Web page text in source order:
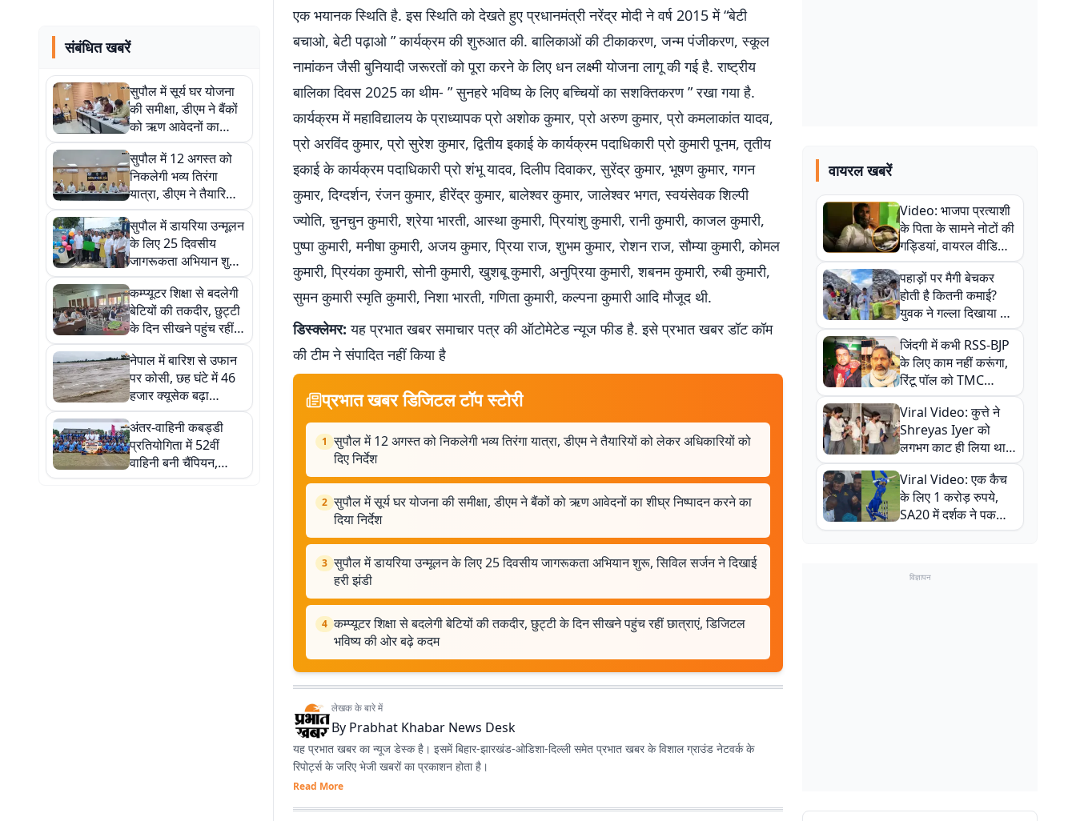
संबंधित खबरें
सुपौल में सूर्य घर योजना
की समीक्षा, डीएम ने बैंकों
को ऋण आवेदनों का
शीघ्र निष्पादन करने का
दिया निर्देश
सुपौल में 12 अगस्त को
निकलेगी भव्य तिरंगा
यात्रा, डीएम ने तैयारियों
को लेकर अधिकारियों को
दिए निर्देश
सुपौल में डायरिया उन्मूलन
के लिए 25 दिवसीय
जागरूकता अभियान शुरू,
सिविल सर्जन ने दिखाई
हरी झंडी
कम्प्यूटर शिक्षा से बदलेगी
बेटियों की तकदीर, छुट्टी
के दिन सीखने पहुंच रहीं
छात्राएं, डिजिटल भविष्य
की ओर बढ़े कदम
नेपाल में बारिश से उफान
पर कोसी, छह घंटे में 46
हजार क्यूसेक बढ़ा
जलप्रवाह, संवेदनशील
स्पर पर बढ़ी चौकसी
अंतर-वाहिनी कबड्डी
प्रतियोगिता में 52वीं
वाहिनी बनी चैंपियन,
फाइनल में 45वीं वाहिनी
एक भयानक स्थिति है. इस स्थिति को देखते हुए प्रधानमंत्री नरेंद्र मोदी ने वर्ष 2015 में “बेटी
बचाओ, बेटी पढ़ाओ ” कार्यक्रम की शुरुआत की. बालिकाओं की टीकाकरण, जन्म पंजीकरण, स्कूल
नामांकन जैसी बुनियादी जरूरतों को पूरा करने के लिए धन लक्ष्मी योजना लागू की गई है. राष्ट्रीय
बालिका दिवस 2025 का थीम- ” सुनहरे भविष्य के लिए बच्चियों का सशक्तिकरण ” रखा गया है.
कार्यक्रम में महाविद्यालय के प्राध्यापक प्रो अशोक कुमार, प्रो अरुण कुमार, प्रो कमलाकांत यादव,
प्रो अरविंद कुमार, प्रो सुरेश कुमार, द्वितीय इकाई के कार्यक्रम पदाधिकारी प्रो कुमारी पूनम, तृतीय
इकाई के कार्यक्रम पदाधिकारी प्रो शंभू यादव, दिलीप दिवाकर, सुरेंद्र कुमार, भूषण कुमार, गगन
कुमार, दिग्दर्शन, रंजन कुमार, हीरेंद्र कुमार, बालेश्वर कुमार, जालेश्वर भगत, स्वयंसेवक शिल्पी
ज्योति, चुनचुन कुमारी, श्रेया भारती, आस्था कुमारी, प्रियांशु कुमारी, रानी कुमारी, काजल कुमारी,
पुष्पा कुमारी, मनीषा कुमारी, अजय कुमार, प्रिया राज, शुभम कुमार, रोशन राज, सौम्या कुमारी, कोमल
कुमारी, प्रियंका कुमारी, सोनी कुमारी, खुशबू कुमारी, अनुप्रिया कुमारी, शबनम कुमारी, रुबी कुमारी,
सुमन कुमारी स्मृति कुमारी, निशा भारती, गणिता कुमारी, कल्पना कुमारी आदि मौजूद थी.
डिस्क्लेमर: यह प्रभात खबर समाचार पत्र की ऑटोमेटेड न्यूज फीड है. इसे प्रभात खबर डॉट कॉम
की टीम ने संपादित नहीं किया है
प्रभात खबर डिजिटल टॉप स्टोरी
1 सुपौल में 12 अगस्त को निकलेगी भव्य तिरंगा यात्रा, डीएम ने तैयारियों को लेकर अधिकारियों को
दिए निर्देश
2 सुपौल में सूर्य घर योजना की समीक्षा, डीएम ने बैंकों को ऋण आवेदनों का शीघ्र निष्पादन करने का
दिया निर्देश
3 सुपौल में डायरिया उन्मूलन के लिए 25 दिवसीय जागरूकता अभियान शुरू, सिविल सर्जन ने दिखाई
हरी झंडी
4 कम्प्यूटर शिक्षा से बदलेगी बेटियों की तकदीर, छुट्टी के दिन सीखने पहुंच रहीं छात्राएं, डिजिटल
भविष्य की ओर बढ़े कदम
लेखक के बारे में
By Prabhat Khabar News Desk
यह प्रभात खबर का न्यूज डेस्क है। इसमें बिहार-झारखंड-ओडिशा-दिल्‍ली समेत प्रभात खबर के विशाल ग्राउंड नेटवर्क के
रिपोर्ट्स के जरिए भेजी खबरों का प्रकाशन होता है।
Read More
वायरल खबरें
Video: भाजपा प्रत्याशी
के पिता के सामने नोटों की
गड्डियां, वायरल वीडियो
से राजनीति में उबाल,
अजित महतो बोले- TMC
की गंदी चाल
पहाड़ों पर मैगी बेचकर
होती है कितनी कमाई?
युवक ने गल्ला दिखाया तो
नौकरी वालों के खड़े हो गए
कान
जिंदगी में कभी RSS-BJP
के लिए काम नहीं करूंगा,
रिंटू पॉल को TMC
ऑफिस में ले जाकर पीटा,
Video वायरल
Viral Video: कुत्ते ने
Shreyas Iyer को
लगभग काट ही लिया था,
न्यूजीलैंड सीरीज से पहले
बाल-बाल बचे
Viral Video: एक कैच
के लिए 1 करोड़ रुपये,
SA20 में दर्शक ने पकड़ा
एक हाथ से गजब का कैच
विज्ञापन